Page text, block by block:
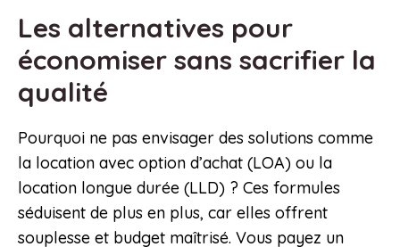
Les alternatives pour
économiser sans sacrifier la
qualité
Pourquoi ne pas envisager des solutions comme
la location avec option d’achat (LOA) ou la
location longue durée (LLD) ? Ces formules
séduisent de plus en plus, car elles offrent
souplesse et budget maîtrisé. Vous payez un